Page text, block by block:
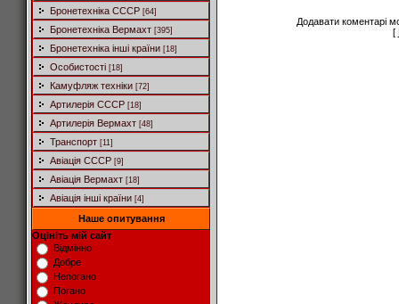
Бронетехніка СССР [64]
Бронетехніка Вермахт [395]
Бронетехніка інші країни [18]
Особистості [18]
Камуфляж техніки [72]
Артилерія СССР [18]
Артилерія Вермахт [48]
Транспорт [11]
Авіація СССР [9]
Авіація Вермахт [18]
Авіація інші країни [4]
Наше опитування
Оцініть мій сайт
Відмінно
Добре
Непогано
Погано
Додавати коментарі
[